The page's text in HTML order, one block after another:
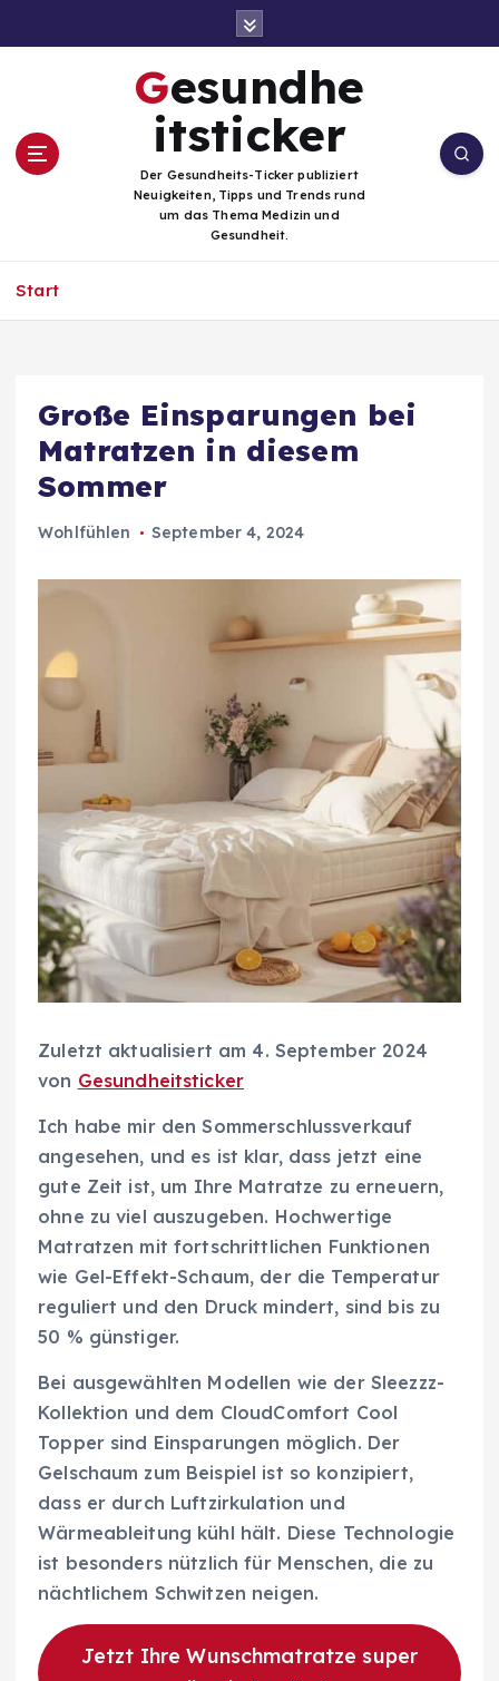
i
Gesundhe
itsticker
Der Gesundheits-Ticker publiziert
Neuigkeiten, Tipps und Trends rund
um das Thema Medizin und
Gesundheit.
Start
Große Einsparungen bei
Matratzen in diesem
Sommer
Wohlfühlen September 4, 2024
Zuletzt aktualisiert am 4. September 2024
von Gesundheitsticker
Ich habe mir den Sommerschlussverkauf
angesehen, und es ist klar, dass jetzt eine
gute Zeit ist, um Ihre Matratze zu erneuern,
ohne zu viel auszugeben. Hochwertige
Matratzen mit fortschrittlichen Funktionen
wie Gel-Effekt-Schaum, der die Temperatur
reguliert und den Druck mindert, sind bis zu
50 % günstiger.
Bei ausgewählten Modellen wie der Sleezzz-
Kollektion und dem CloudComfort Cool
Topper sind Einsparungen möglich. Der
Gelschaum zum Beispiel ist so konzipiert,
dass er durch Luftzirkulation und
Wärmeableitung kühl hält. Diese Technologie
ist besonders nützlich für Menschen, die zu
nächtlichem Schwitzen neigen.
Jetzt Ihre Wunschmatratze super